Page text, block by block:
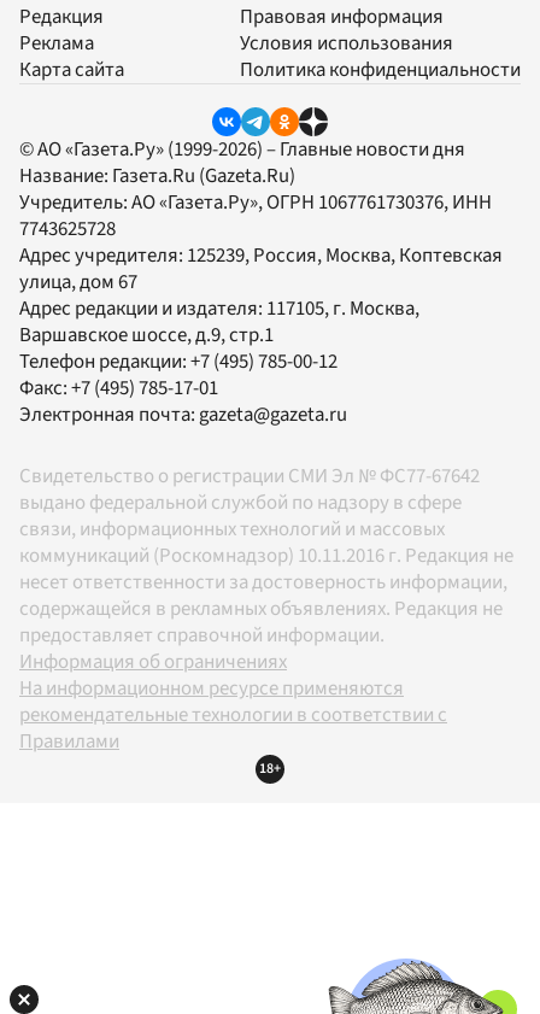
Редакция
Реклама
Карта сайта
Правовая информация
Условия использования
Политика конфиденциальности
© АО «Газета.Ру» (1999-2026) – Главные новости дня
Название: Газета.Ru (Gazeta.Ru)
Учредитель:АО «Газета.Ру», ОГРН 1067761730376, ИНН
7743625728
Адрес учредителя: 125239, Россия, Москва, Коптевская
улица, дом 67
Адрес редакции и издателя: 117105, г. Москва,
Варшавское шоссе, д.9, стр.1
Телефон редакции:+7 (495) 785-00-12
Факс:+7 (495) 785-17-01
Электронная почта:gazeta@gazeta.ru
Свидетельство о регистрации СМИ Эл № ФС77-67642
выдано федеральной службой по надзору в сфере
связи, информационных технологий и массовых
коммуникаций (Роскомнадзор) 10.11.2016 г. Редакция не
несет ответственности за достоверность информации,
содержащейся в рекламных объявлениях. Редакция не
предоставляет справочной информации.
Информация об ограничениях
На информационном ресурсе применяются
рекомендательные технологии в соответствии с
Правилами
18+